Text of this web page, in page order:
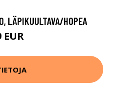
LÄPIKUULTAVA/HOPEA
EUR